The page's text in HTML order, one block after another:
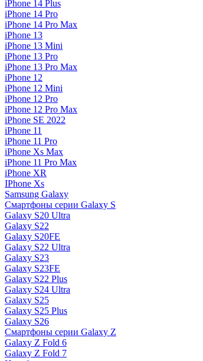
iPhone 14 Plus
iPhone 14 Pro
iPhone 14 Pro Max
iPhone 13
iPhone 13 Mini
iPhone 13 Pro
iPhone 13 Pro Max
iPhone 12
iPhone 12 Mini
iPhone 12 Pro
iPhone 12 Pro Max
iPhone SE 2022
iPhone 11
iPhone 11 Pro
iPhone Xs Max
iPhone 11 Pro Max
iPhone XR
IPhone Xs
Samsung Galaxy
Смартфоны серии Galaxy S
Galaxy S20 Ultra
Galaxy S22
Galaxy S20FE
Galaxy S22 Ultra
Galaxy S23
Galaxy S23FE
Galaxy S22 Plus
Galaxy S24 Ultra
Galaxy S25
Galaxy S25 Plus
Galaxy S26
Смартфоны серии Galaxy Z
Galaxy Z Fold 6
Galaxy Z Fold 7